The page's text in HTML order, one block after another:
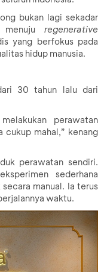
bukan lagi sekadar
regenerative
yang berfokus pada
hidup manusia.
30 tahun lalu dari
perawatan
cukup mahal,” kenang
perawatan sendiri.
sederhana
manual. Ia terus
waktu.